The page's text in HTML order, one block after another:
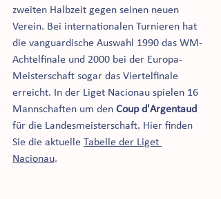
zweiten Halbzeit gegen seinen neuen
Verein. Bei internationalen Turnieren hat
die vanguardische Auswahl 1990 das WM-
Achtelfinale und 2000 bei der Europa-
Meisterschaft sogar das Viertelfinale
erreicht. In der Liget Nacionau spielen 16
Mannschaften um den Coup d'Argentaud
für die Landesmeisterschaft. Hier finden
Sie die aktuelle Tabelle der Liget
Nacionau.